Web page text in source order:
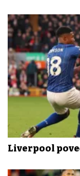
Liverpool